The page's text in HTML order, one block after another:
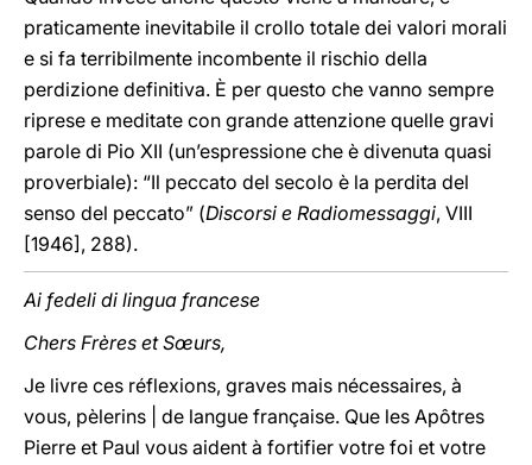
praticamente inevitabile il crollo totale dei valori morali
e si fa terribilmente incombente il rischio della
perdizione definitiva. È per questo che vanno sempre
riprese e meditate con grande attenzione quelle gravi
parole di Pio XII (un’espressione che è divenuta quasi
proverbiale): “Il peccato del secolo è la perdita del
senso del peccato” (Discorsi e Radiomessaggi, VIII
[1946], 288).
Ai fedeli di lingua francese
Chers Frères et Sœurs,
Je livre ces réflexions, graves mais nécessaires, à
vous, pèlerins | de langue française. Que les Apôtres
Pierre et Paul vous aident à fortifier votre foi et votre